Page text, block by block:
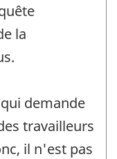
la
demande
travailleurs
il n'est pas